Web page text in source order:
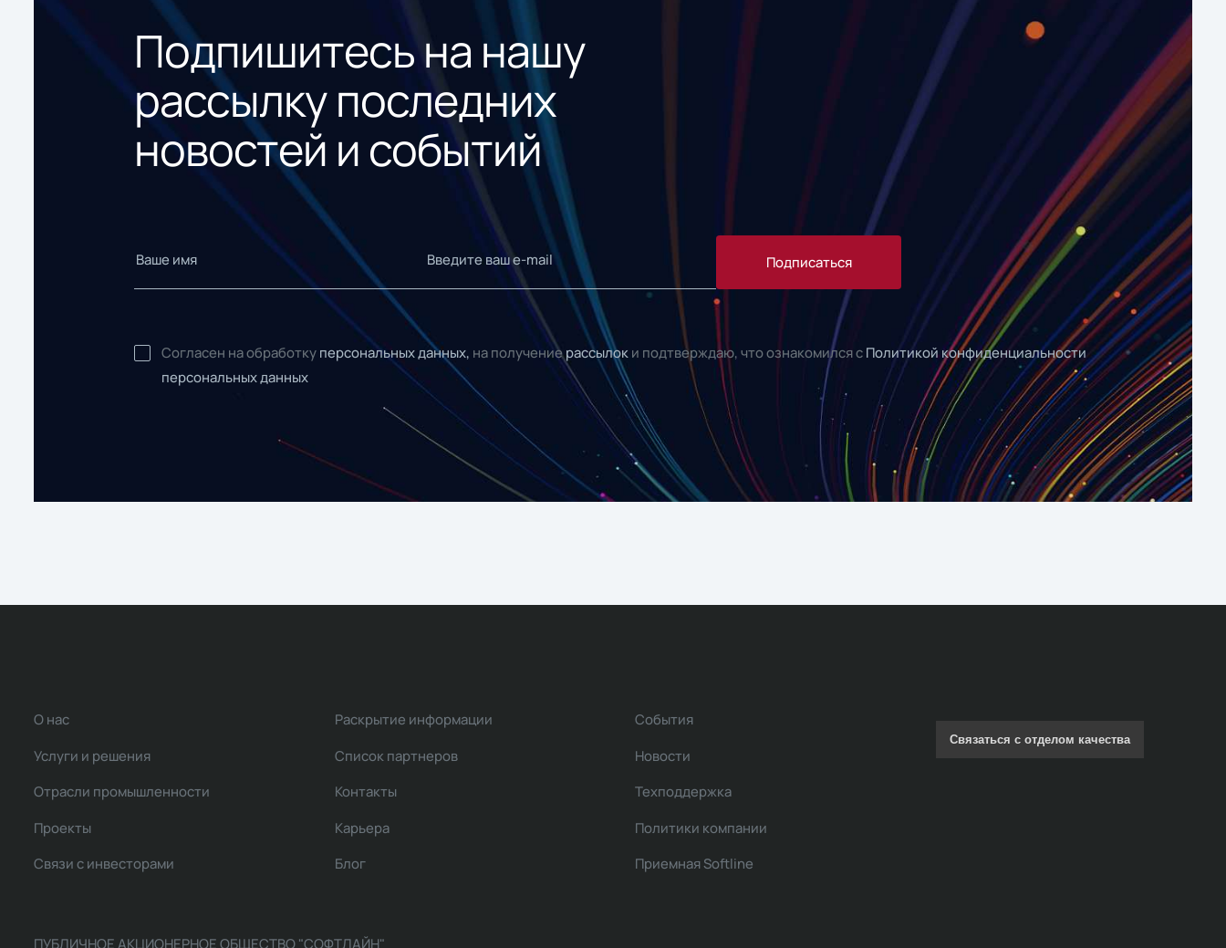
Подпишитесь на нашу
рассылку последних
новостей и событий
Подписаться
Согласен на обработку персональных данных, на получениерассылок и подтверждаю, что ознакомился с Политикой конфиденциальности
персональных данных
О нас
Услуги и решения
Отрасли промышленности
Проекты
Связи с инвесторами
Раскрытие информации
Список партнеров
Контакты
Карьера
Блог
События
Новости
Техподдержка
Политики компании
Приемная Softline
Связаться с отделом качества
ПУБЛИЧНОЕ АКЦИОНЕРНОЕ ОБЩЕСТВО "СОФТЛАЙН"